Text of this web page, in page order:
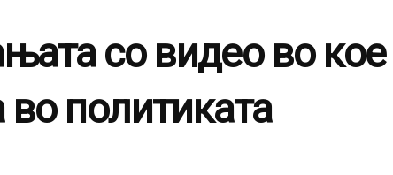
со видео во кое
во политиката